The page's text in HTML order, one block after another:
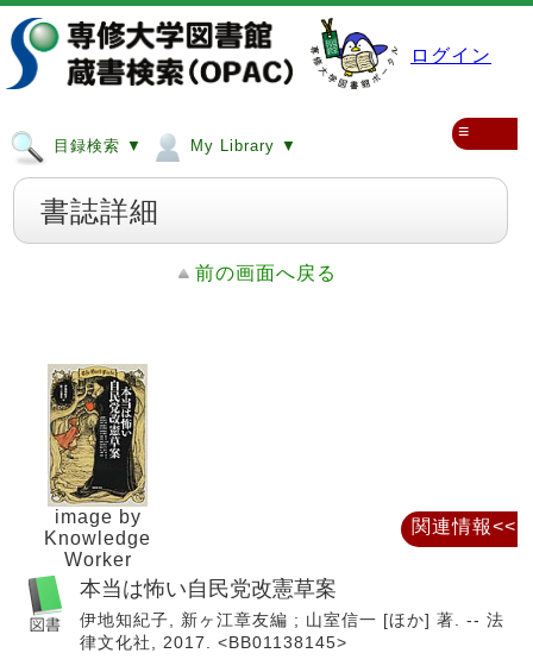
ログイン
目録検索 ▼ My Library ▼
≡
書誌詳細
前の画面へ戻る
image by
Knowledge
Worker
本当は怖い自民党改憲草案
伊地知紀子, 新ヶ江章友編 ; 山室信一 [ほか] 著. -- 法
律文化社, 2017. <BB01138145>
関連情報<<